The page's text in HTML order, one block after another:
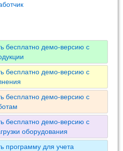
бесплатно демо-версию с
бесплатно демо-версию с
бесплатно демо-версию с
бесплатно демо-версию с
оборудования
программу для учета